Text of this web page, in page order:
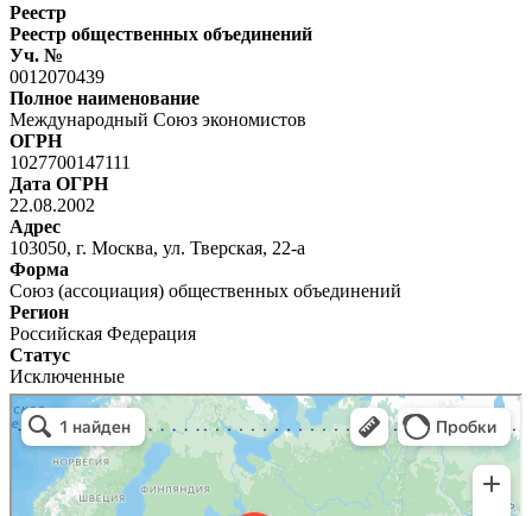
Реестр
Реестр общественных объединений
Уч. №
0012070439
Полное наименование
Международный Союз экономистов
ОГРН
1027700147111
Дата ОГРН
22.08.2002
Адрес
103050, г. Москва, ул. Тверская, 22-а
Форма
Союз (ассоциация) общественных объединений
Регион
Российская Федерация
Статус
Исключенные